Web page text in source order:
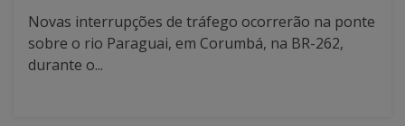
Novas interrupções de tráfego ocorrerão na ponte
sobre o rio Paraguai, em Corumbá, na BR-262,
durante o...